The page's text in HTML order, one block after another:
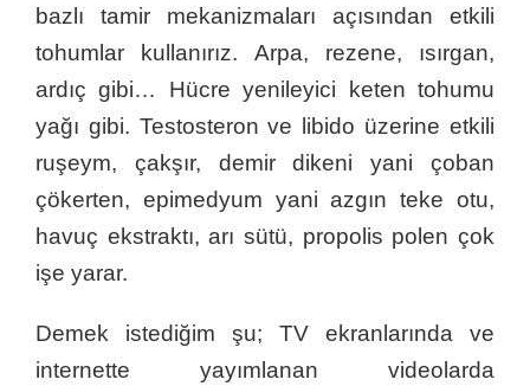
bazlı tamir mekanizmaları açısından etkili
tohumlar kullanırız. Arpa, rezene, ısırgan,
ardıç gibi… Hücre yenileyici keten tohumu
yağı gibi. Testosteron ve libido üzerine etkili
ruşeym, çakşır, demir dikeni yani çoban
çökerten, epimedyum yani azgın teke otu,
havuç ekstraktı, arı sütü, propolis polen çok
işe yarar.
Demek istediğim şu; TV ekranlarında ve
internette yayımlanan videolarda